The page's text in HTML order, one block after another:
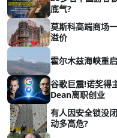
底气?
莫斯科高端商场
溢价
霍尔木兹海峡重
谷歌巨震!诺奖得
Dean离职创业
有人因安全锁没
动多高危?